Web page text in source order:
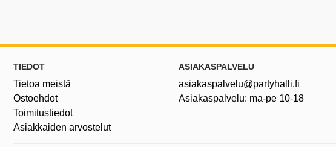
Alatunnisteen sisältö Sekalaista tietoa ja linkkejä
TIEDOT
Tietoa meistä
Ostoehdot
Toimitustiedot
Asiakkaiden arvostelut
ASIAKASPALVELU
asiakaspalvelu@partyhalli.fi
Asiakaspalvelu: ma-pe 10-18